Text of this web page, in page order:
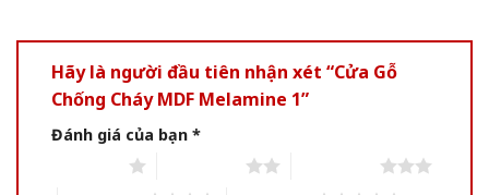
Hãy là người đầu tiên nhận xét “Cửa Gỗ
Chống Cháy MDF Melamine 1”
Đánh giá của bạn *